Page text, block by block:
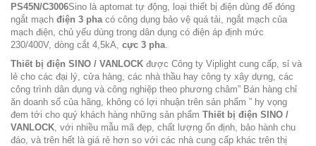
PS45N/C3006Sino là aptomat tự động, loại thiết bị điện dùng để đóng
ngắt mạch điện 3 pha có công dụng bảo vệ quá tải, ngắt mạch của
mạch điện, chủ yếu dùng trong dân dụng có điện áp định mức
230/400V, dòng cắt 4,5kA, cực 3 pha
Thiết bị điện SINO / VANLOCK được Công ty Viplight cung cấp, sỉ và
lẻ cho các đại lý, cửa hàng, các nhà thầu hay công ty xây dựng, các
công trình dân dụng và công nghiệp theo phương châm” Bán hàng chỉ
ăn doanh số của hãng, không có lợi nhuận trên sản phẩm ” hy vọng
đem tới cho quý khách hàng những sản phẩm Thiết bị điện SINO /
VANLOCK , với nhiều mẫu mã đẹp, chất lượng ổn định, bảo hành chu
đáo, và trên hết là giá rẻ hơn so với các nhà cung cấp khác trên thị